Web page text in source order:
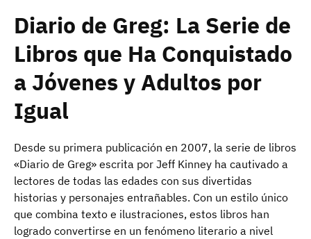
Diario de Greg: La Serie de
Libros que Ha Conquistado
a Jóvenes y Adultos por
Igual
Desde su primera publicación en 2007, la serie de libros
«Diario de Greg» escrita por Jeff Kinney ha cautivado a
lectores de todas las edades con sus divertidas
historias y personajes entrañables. Con un estilo único
que combina texto e ilustraciones, estos libros han
logrado convertirse en un fenómeno literario a nivel